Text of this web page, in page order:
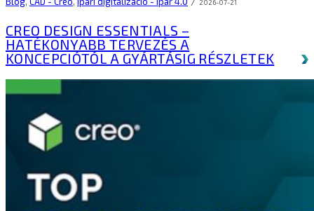
2026-07-21
CREO DESIGN ESSENTIALS –
HATÉKONYABB TERVEZÉS A
KONCEPCIÓTÓL A GYÁRTÁSIG RÉSZLETEK